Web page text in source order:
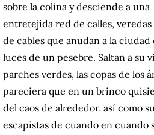
sobre la colina y desciende a una
entretejida red de calles, veredas
de cables que anudan a la ciudad
luces de un pesebre. Saltan a su
parches verdes, las copas de los
pareciera que en un brinco
del caos de alrededor, así como
escapistas de cuando en cuando